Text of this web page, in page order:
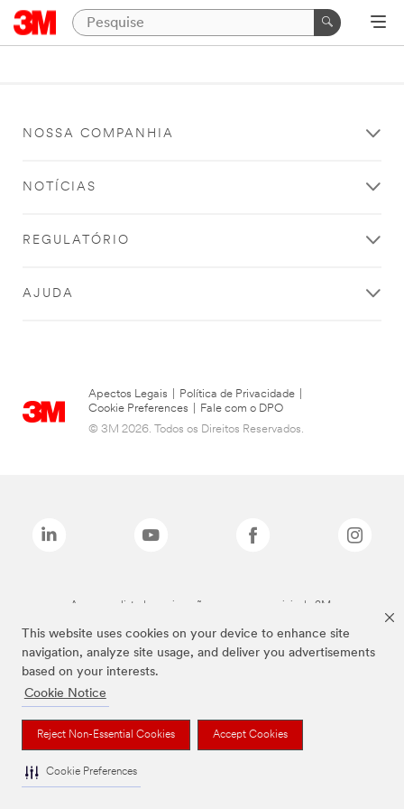
This website uses cookies on your device to enhance site
navigation, analyze site usage, and deliver you advertisements
based on your interests.
Cookie Notice
Reject Non-Essential Cookies Accept Cookies
Cookie Preferences
NOSSA COMPANHIA
NOTÍCIAS
REGULATÓRIO
AJUDA
Apectos Legais Política de Privacidade
Cookie Preferences
Fale com o DPO
© 3M 2026. Todos os Direitos Reservados.
As marcas listadas a cima são marcas comerciais da 3M.